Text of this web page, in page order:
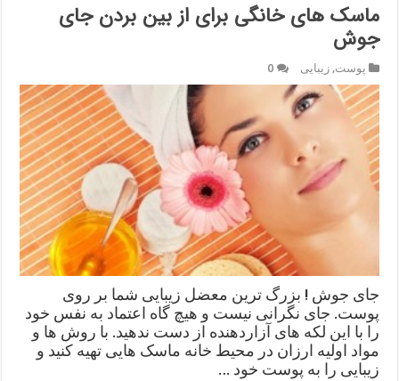
ماسک های خانگی برای از بین بردن جای
جوش
پوست,زیبایی 0
جای جوش ! بزرگ ترین معضل زیبایی شما بر روی
پوست. جای نگرانی نیست و هیچ گاه اعتماد به نفس خود
را با این لکه های آزاردهنده از دست ندهید. با روش ها و
مواد اولیه ارزان در محیط خانه ماسک هایی تهیه کنید و
زیبایی را به پوست خود …